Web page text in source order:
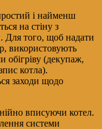
і найменш
на стіну з
Для того, щоб надати
використовують
обігріву (декупаж,
котла).
заходи щодо
вписуючи котел.
системи